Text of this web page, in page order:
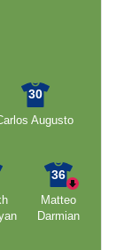
30
Augusto
36
Matteo
Darmian